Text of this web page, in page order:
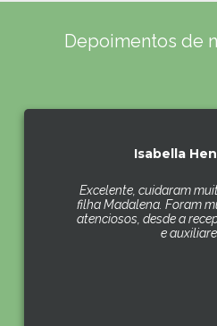
Depoimentos de
Isabella
Excelente, cuidaram
filha Madalena. Foram
atenciosos, desde a
e